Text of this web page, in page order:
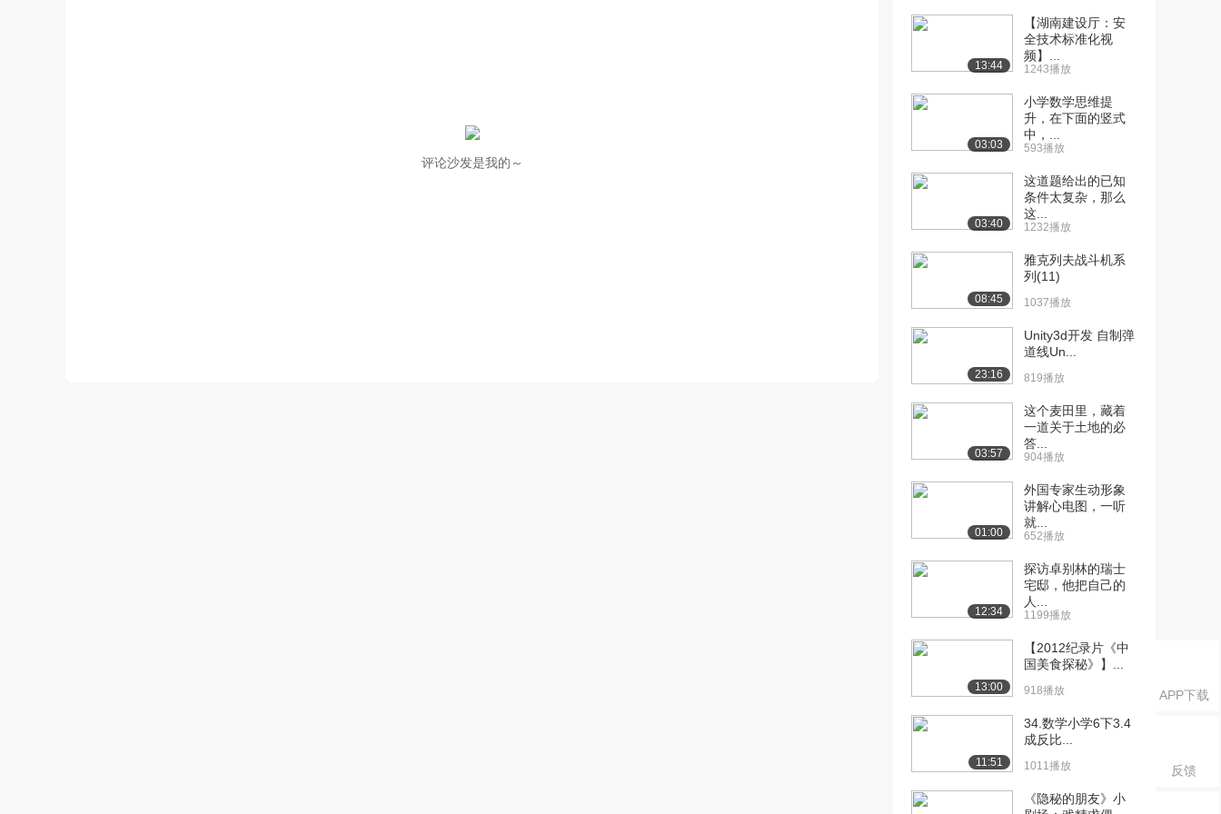
APP下载
反馈
评论沙发是我的～
[10] 哈尔滨工业大学公开
07:29
[11] 哈尔滨工业大学公开
06:10
[12] 哈尔滨工业大学公开
06:16
课：大学计算思维...
课：大学计算思维...
课：大学计算思维...
[16] 哈尔滨工业大学公开
课：大学计算思维...
[17] 哈尔滨工业大学公开
课：视频答疑与讨...
1005播放
[18] 哈尔滨工业大学公开
1470播放
[19] 哈尔滨工业大学公开
1086播放
[20] 哈尔滨工业大学公开
课：0和1与易经...
1647播放
13:44
【湖南建设厅：安
全技术标准化视
频】...
1243播放
03:03
小学数学思维提
升，在下面的竖式
中，...
593播放
03:40
这道题给出的已知
条件太复杂，那么
这...
1232播放
08:45
雅克列夫战斗机系
列(11)
1037播放
23:16
Unity3d开发 自制弹
道线Un...
819播放
03:57
这个麦田里，藏着
一道关于土地的必
答...
904播放
01:00
外国专家生动形象
讲解心电图，一听
就...
652播放
12:34
探访卓别林的瑞士
宅邸，他把自己的
人...
1199播放
13:00
【2012纪录片《中
国美食探秘》】...
918播放
11:51
34.数学小学6下3.4
成反比...
1011播放
《隐秘的朋友》小